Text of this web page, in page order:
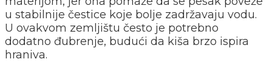
u stabilnije čestice koje bolje zadržavaju vodu.
U ovakvom zemljištu često je potrebno
dodatno đubrenje, budući da kiša brzo ispira
hraniva.